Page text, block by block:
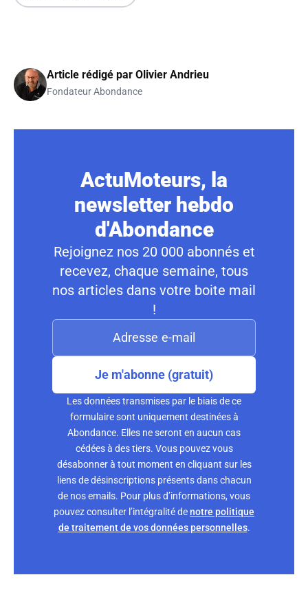
Article rédigé par Olivier Andrieu
Fondateur Abondance
ActuMoteurs, la
newsletter hebdo
d'Abondance
Rejoignez nos 20 000 abonnés et
recevez, chaque semaine, tous
nos articles dans votre boite mail
!
Je m'abonne (gratuit)
Les données transmises par le biais de ce
formulaire sont uniquement destinées à
Abondance. Elles ne seront en aucun cas
cédées à des tiers. Vous pouvez vous
désabonner à tout moment en cliquant sur les
liens de désinscriptions présents dans chacun
de nos emails. Pour plus d’informations, vous
pouvez consulter l’intégralité denotre politique
de traitement de vos données personnelles.